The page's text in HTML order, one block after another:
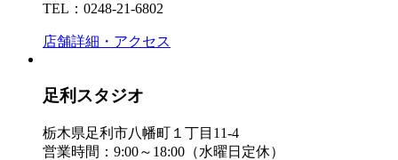
TEL：0248-21-6802
店舗詳細・アクセス
足利スタジオ
栃木県足利市八幡町１丁目11-4
営業時間：9:00～18:00（水曜日定休）